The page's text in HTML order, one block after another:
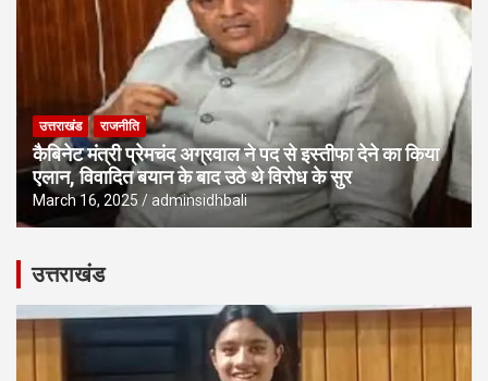
उत्तराखंड राजनीति
कैबिनेट मंत्री प्रेमचंद अग्रवाल ने पद से इस्तीफा देने का किया
एलान, विवादित बयान के बाद उठे थे विरोध के सुर
March 16, 2025 adminsidhbali
उत्तराखंड